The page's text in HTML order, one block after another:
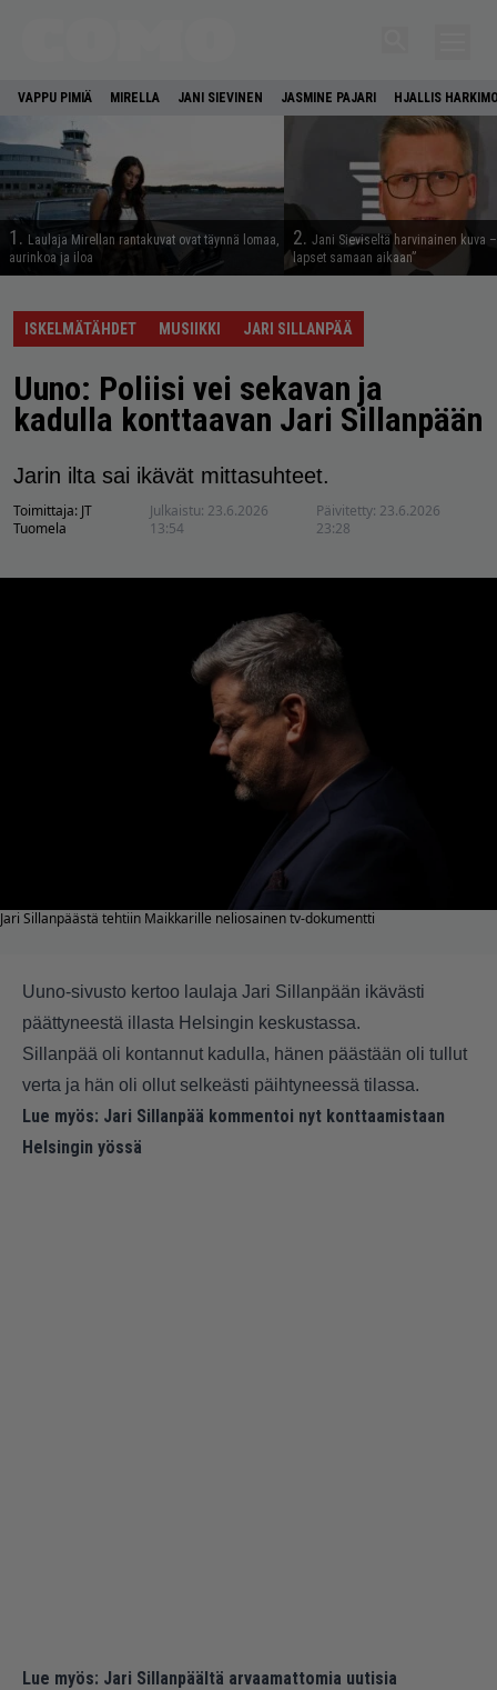
VAPPU PIMIÄ MIRELLA JANI SIEVINEN JASMINE PAJARI HJALLIS
1. Laulaja Mirellan rantakuvat ovat täynnä lomaa,
aurinkoa ja iloa
2. Jani Sieviseltä harvinainen kuva
lapset samaan aikaan”
ISKELMÄTÄHDET MUSIIKKI JARI SILLANPÄÄ
Uuno: Poliisi vei sekavan ja
kadulla konttaavan Jari Sillanpään
Jarin ilta sai ikävät mittasuhteet.
Toimittaja: JT
Tuomela
Julkaistu: 23.6.2026
13:54
Päivitetty: 23.6.2026
23:28
Jari Sillanpäästä tehtiin Maikkarille neliosainen tv-dokumentti
Uuno-sivusto kertoo laulaja Jari Sillanpään ikävästi
päättyneestä illasta Helsingin keskustassa.
Sillanpää oli kontannut kadulla, hänen päästään oli tullut
verta ja hän oli ollut selkeästi päihtyneessä tilassa.
Lue myös: Jari Sillanpää kommentoi nyt konttaamistaan
Helsingin yössä
Lue myös: Jari Sillanpäältä arvaamattomia uutisia